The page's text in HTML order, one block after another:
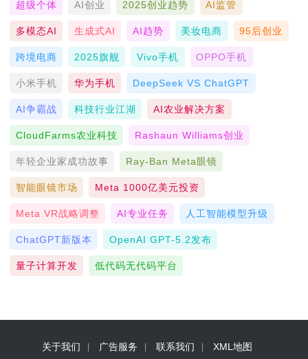
超级个体 AI创业 2025创业趋势 AI监管
多模态AI 生成式AI AI趋势 美妆电商 95后创业
跨境电商 2025旗舰 Vivo手机 OPPO手机
小米手机 华为手机 DeepSeek VS ChatGPT
AI争霸战 科技行业江湖 AI农业解决方案
CloudFarms农业科技 Rashaun Williams创业
年轻企业家成功故事 Ray-Ban Meta眼镜
智能眼镜市场 Meta 1000亿美元投资
Meta VR战略调整 AI专业任务 人工智能模型升级
ChatGPT新版本 OpenAI GPT-5.2发布
量子计算开发 低代码无代码平台
关于我们 广告服务 联系我们 XML地图